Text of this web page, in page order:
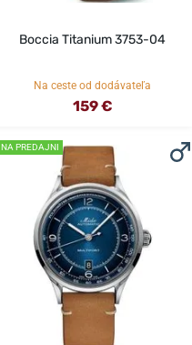
Boccia Titanium 3753-04
Na ceste od dodávateľa
159 €
NA PREDAJNI